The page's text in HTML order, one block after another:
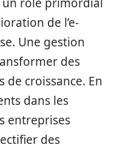
de l’e-
Une gestion
des
croissance. En
dans les
entreprises
des